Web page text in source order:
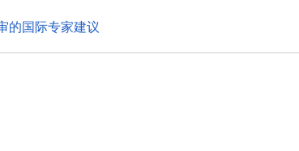
的国际专家建议